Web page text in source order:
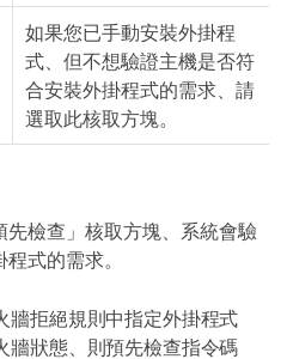
如果您已手動安裝外掛程
式、但不想驗證主機是否符
合安裝外掛程式的需求、請
選取此核取方塊。
檢查」核取方塊、系統會驗
式的需求。
牆拒絕規則中指定外掛程式
牆狀態、則預先檢查指令碼